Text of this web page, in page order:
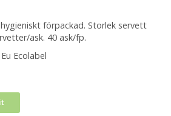
förpackad. Storlek servett
ask. 40 ask/fp.
Ecolabel